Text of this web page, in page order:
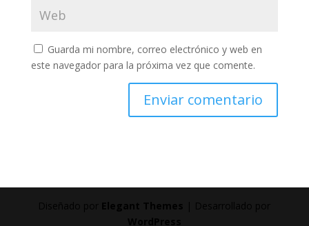
Guarda mi nombre, correo electrónico y web en
este navegador para la próxima vez que comente.